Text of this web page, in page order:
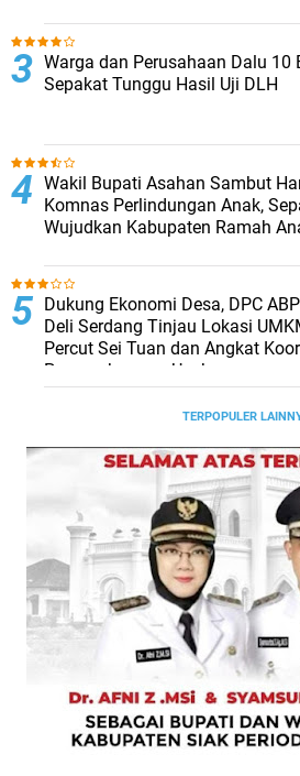
Warga dan Perusahaan Dalu 10
Sepakat Tunggu Hasil Uji DLH
Wakil Bupati Asahan Sambut
Komnas Perlindungan Anak,
Wujudkan Kabupaten Ramah
Dukung Ekonomi Desa, DPC
Deli Serdang Tinjau Lokasi
Percut Sei Tuan dan Angkat
Pengembangan Usaha
TERPOPULER